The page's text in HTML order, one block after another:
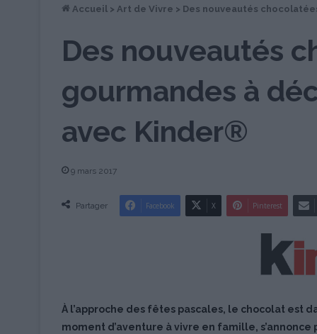
Accueil > Art de Vivre > Des nouveautés
Des nouveautés
gourmandes à
avec Kinder®
9 mars 2017
Partager Facebook X Pinterest
À l’approche des fêtes pascales, le chocolat est
moment d’aventure à vivre en famille,